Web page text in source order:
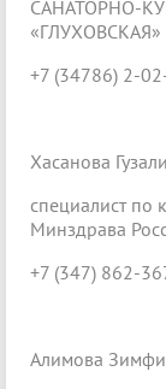
САНАТОРНО-
«ГЛУХОВСКАЯ»
+7 (34786) 2-
Хасанова
специалист по
Минздрава
+7 (347) 862-
Алимова